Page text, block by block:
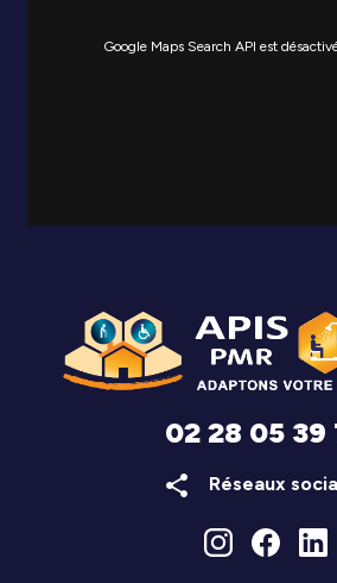
Google Maps Search API est
02 28 05 39
share Réseaux